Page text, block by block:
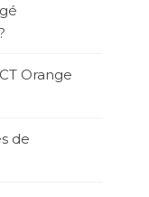
Orange
de